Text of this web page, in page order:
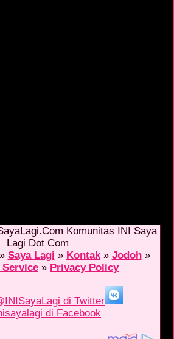
Komunitas INI Saya
Lagi Dot Com
» Saya Lagi » Kontak» Jodoh»
» Privacy Policy